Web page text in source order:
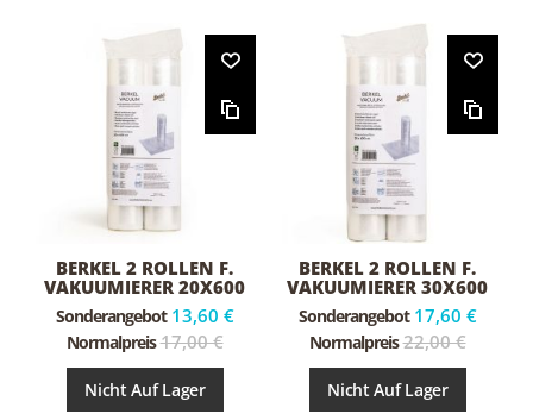
BERKEL 2 ROLLEN F.
VAKUUMIERER 20X600
Sonderangebot 13,60 €
Normalpreis 17,00 €
Nicht Auf Lager
BERKEL 2 ROLLEN F.
VAKUUMIERER 30X600
Sonderangebot 17,60 €
Normalpreis 22,00 €
Nicht Auf Lager